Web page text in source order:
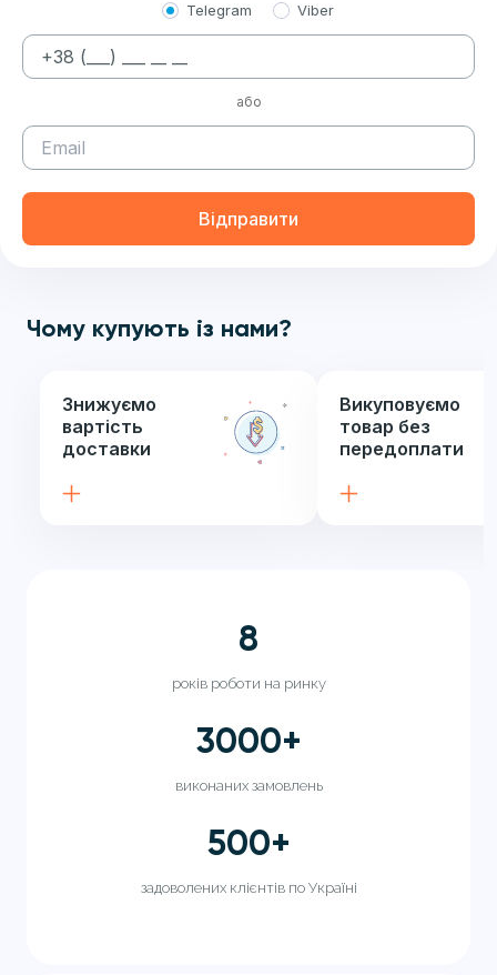
Telegram Viber
або
Відправити
Чому купують із нами?
Знижуємо
вартість
доставки
Викуповуємо
товар без
передоплати
8
років роботи на ринку
3000+
виконаних замовлень
500+
задоволених клієнтів по Україні